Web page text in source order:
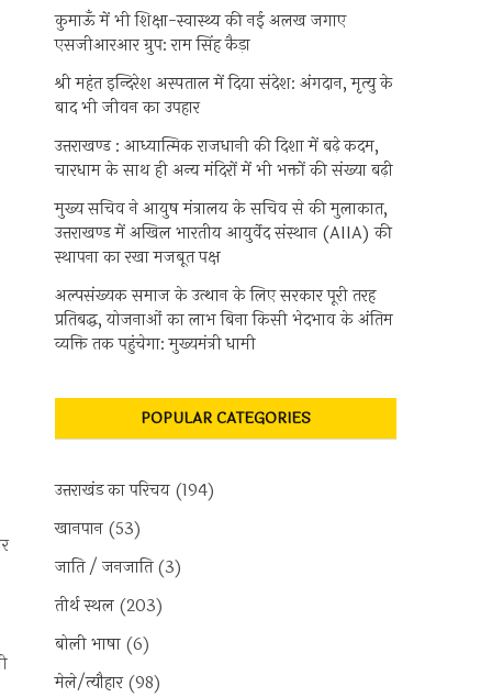
कुमाऊँ में भी शिक्षा-स्वास्थ्य की नई अलख जगाए
एसजीआरआर ग्रुप: राम सिंह कैड़ा
श्री महंत इन्दिरेश अस्पताल में दिया संदेश: अंगदान, मृत्यु के
बाद भी जीवन का उपहार
उत्तराखण्ड : आध्यात्मिक राजधानी की दिशा में बढ़े कदम,
चारधाम के साथ ही अन्य मंदिरों में भी भक्तों की संख्या बढ़ी
मुख्य सचिव ने आयुष मंत्रालय के सचिव से की मुलाकात,
उत्तराखण्ड में अखिल भारतीय आयुर्वेद संस्थान (AIIA) की
स्थापना का रखा मजबूत पक्ष
अल्पसंख्यक समाज के उत्थान के लिए सरकार पूरी तरह
प्रतिबद्ध, योजनाओं का लाभ बिना किसी भेदभाव के अंतिम
व्यक्ति तक पहुंचेगा: मुख्यमंत्री धामी
POPULAR CATEGORIES
उत्तराखंड का परिचय (194)
खानपान (53)
जाति / जनजाति(3)
तीर्थ स्थल (203)
बोली भाषा (6)
मेले/त्यौहार(98)